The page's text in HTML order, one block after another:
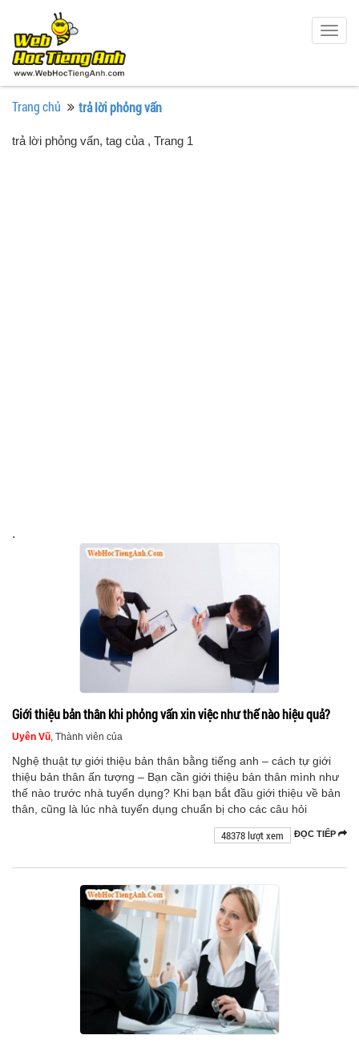
Trang chủ trả lời phỏng vấn
trả lời phỏng vấn, tag của , Trang 1
.
Giới thiệu bản thân khi phỏng vấn xin việc như thế nào hiệu quả?
Uyên Vũ , Thành viên của
Nghệ thuật tự giới thiệu bản thân bằng tiếng anh – cách tự giới
thiệu bản thân ấn tượng – Bạn cần giới thiệu bản thân mình như
thế nào trước nhà tuyển dụng? Khi bạn bắt đầu giới thiệu về bản
thân, cũng là lúc nhà tuyển dụng chuẩn bị cho các câu hỏi
ĐỌC TIẾP
48378 lượt xem